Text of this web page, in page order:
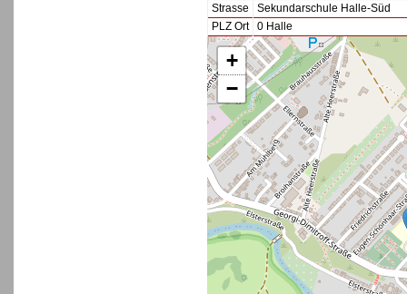
Strasse
Sekundarschule Halle-Süd
PLZ Ort
0 Halle
+
−